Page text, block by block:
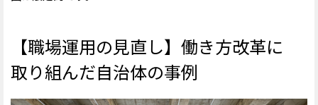
【職場運用の見直し】働き方改革に
取り組んだ自治体の事例